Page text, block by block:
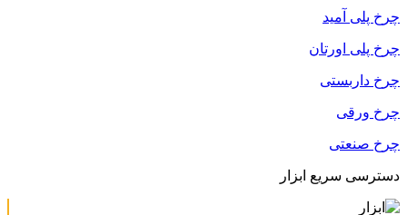
چرخ پلی آمید
چرخ پلی اورتان
چرخ داربستی
چرخ ورقی
چرخ صنعتی
دسترسی سریع ابزار